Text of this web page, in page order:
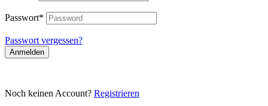
Passwort*
Passwort vergessen?
Anmelden
Noch keinen Account? Registrieren